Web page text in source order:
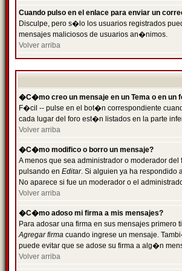
Cuando pulso en el enlace para enviar un
Disculpe, pero s�lo los usuarios registrados
mensajes maliciosos de usuarios an�nimos.
Volver arriba
�C�mo creo un mensaje en un Tema o en un
F�cil -- pulse en el bot�n correspondiente
cada lugar del foro est�n listados en la parte
Volver arriba
�C�mo modifico o borro un mensaje?
A menos que sea administrador o moderador
pulsando en Editar. Si alguien ya ha respondido
No aparece si fue un moderador o el
Volver arriba
�C�mo adoso mi firma a mis mensajes?
Para adosar una firma en sus mensajes
Agregar firma cuando ingrese un mensaje.
puede evitar que se adose su firma a alg�n
Volver arriba